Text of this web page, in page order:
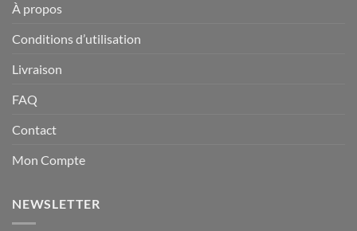
À propos
Conditions d’utilisation
Livraison
FAQ
Contact
Mon Compte
NEWSLETTER